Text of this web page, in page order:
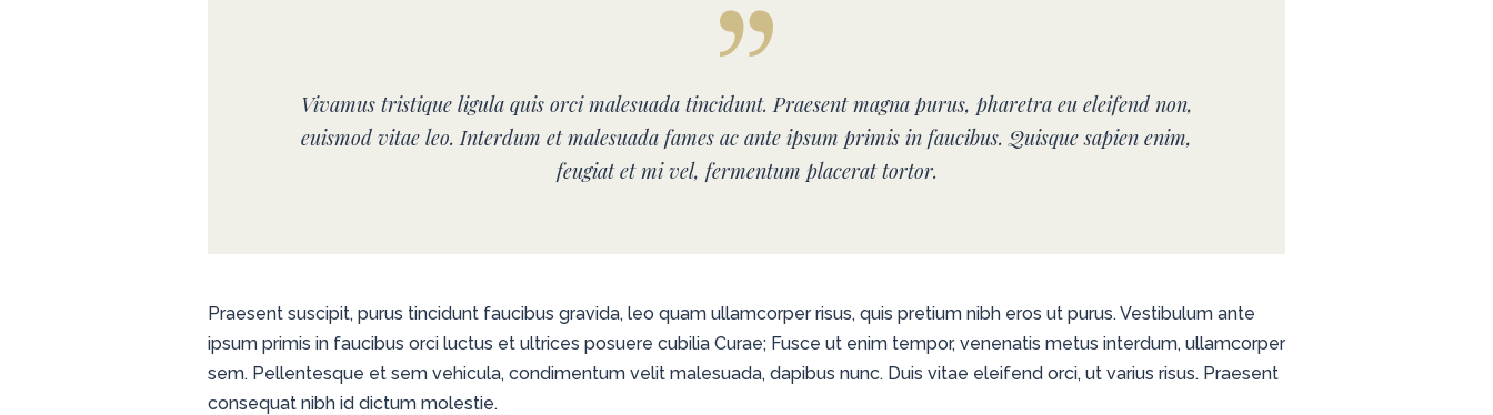
Vivamus tristique ligula quis orci malesuada tincidunt. Praesent magna purus, pharetra eu eleifend non,
euismod vitae leo. Interdum et malesuada fames ac ante ipsum primis in faucibus. Quisque sapien enim,
feugiat et mi vel, fermentum placerat tortor.
Praesent suscipit, purus tincidunt faucibus gravida, leo quam ullamcorper risus, quis pretium nibh eros ut purus. Vestibulum ante
ipsum primis in faucibus orci luctus et ultrices posuere cubilia Curae; Fusce ut enim tempor, venenatis metus interdum, ullamcorper
sem. Pellentesque et sem vehicula, condimentum velit malesuada, dapibus nunc. Duis vitae eleifend orci, ut varius risus. Praesent
consequat nibh id dictum molestie.